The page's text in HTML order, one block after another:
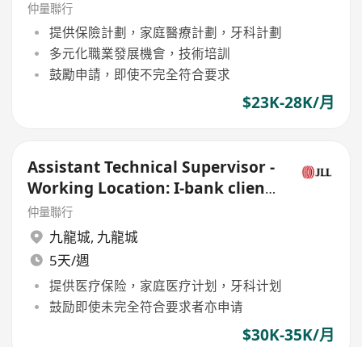
仲量聯行
提供保險計劃，家庭醫療計劃，牙科計劃
多元化職業發展機會，技術培訓
鼓勵申請，即使不完全符合要求
$23K-28K/月
Assistant Technical Supervisor -
Working Location: I-bank client
site
仲量聯行
九龍城, 九龍城
5天/週
提供医疗保险，家庭医疗计划，牙科计划
鼓励即使未完全符合要求者亦申请
$30K-35K/月